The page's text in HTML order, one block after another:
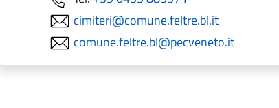
cimiteri@comune.feltre.bl.it
comune.feltre.bl@pecveneto.it